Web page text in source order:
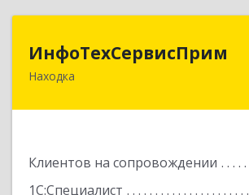
ИнфоТехСервисПрим
Находка
Клиентов на сопровождении
1С:Специалист